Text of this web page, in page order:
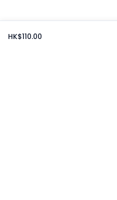
HK$110.00